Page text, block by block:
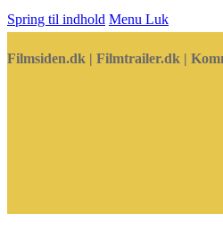
Spring til indhold Menu Luk
Filmsiden.dk | Filmtrailer.dk |